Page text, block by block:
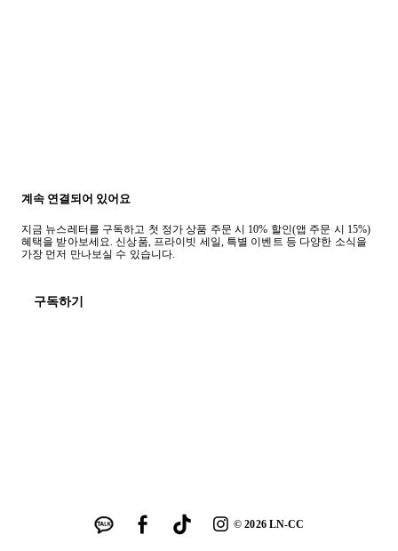
계속 연결되어 있어요
지금 뉴스레터를 구독하고 첫 정가 상품 주문 시 10% 할인(앱 주문 시 15%)
혜택을 받아보세요. 신상품, 프라이빗 세일, 특별 이벤트 등 다양한 소식을
가장 먼저 만나보실 수 있습니다.
구독하기
©2026LN-CC